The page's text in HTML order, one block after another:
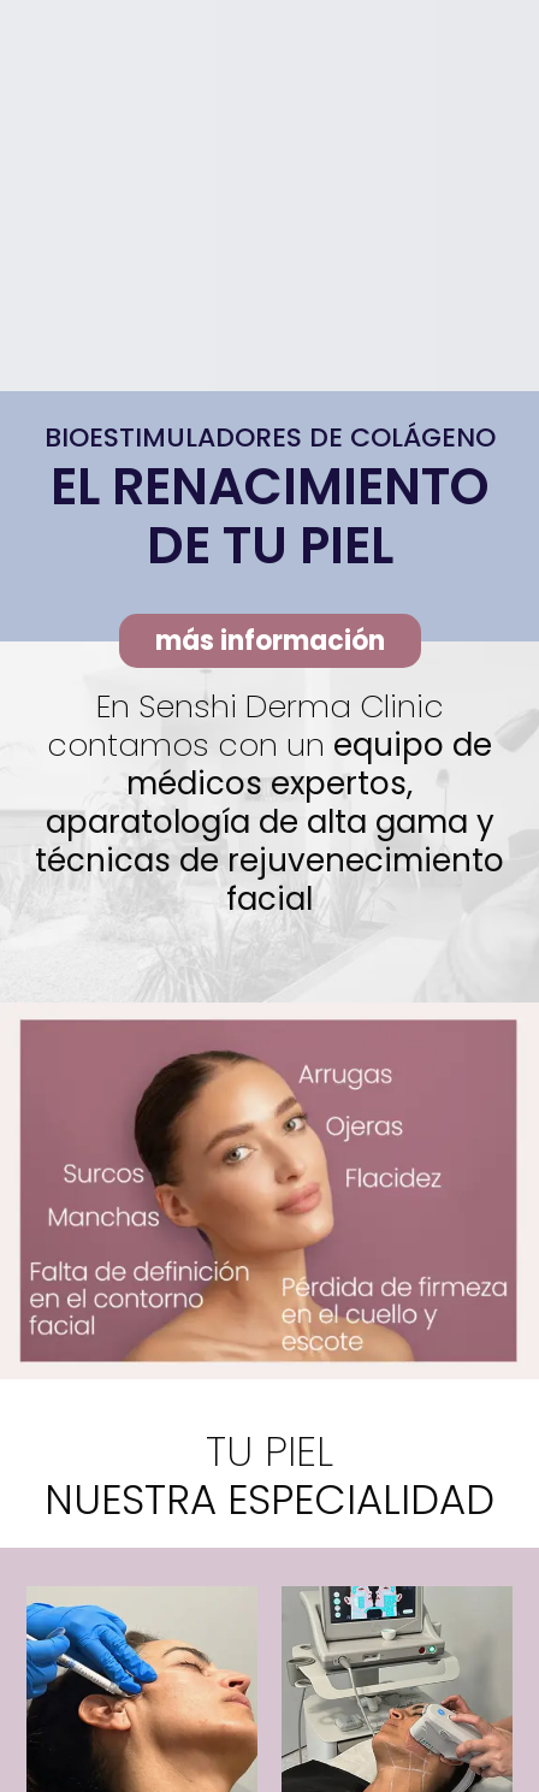
BIOESTIMULADORES DE COLÁGENO
EL RENACIMIENTO
DE TU PIEL
más información
En Senshi Derma Clinic
contamos con un equipo de
médicos expertos,
aparatología de alta gama y
técnicas de rejuvenecimiento
facial
TU PIEL
NUESTRA ESPECIALIDAD